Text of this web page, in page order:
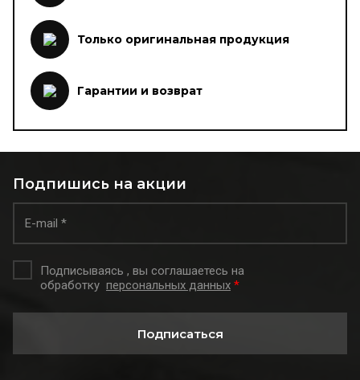
Только оригинальная продукция
Гарантии и возврат
Подпишись на акции
Подписываясь , вы соглашаетесь на
обработку персональных данных *
Подписаться